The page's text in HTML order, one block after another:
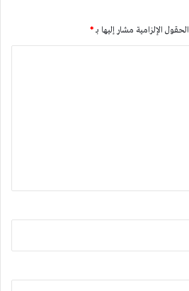
الحقول الإلزامية مشار إليها بـ*